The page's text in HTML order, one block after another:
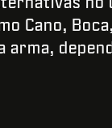
Cano,
arma,